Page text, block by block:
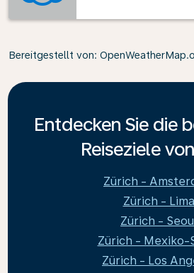
Bereitgestellt von:
Entdecken Sie die
Reiseziele
Zürich -
Zürich - Lima
Zürich -
Zürich - Mexiko-
Zürich - Los